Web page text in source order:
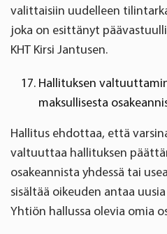
valittaisiin uudelleen
joka on esittänyt
KHT Kirsi Jantusen.
Hallituksen
maksullisesta
Hallitus ehdottaa, että
valtuuttaa hallituksen
osakeannista yhdessä tai
sisältää oikeuden antaa
Yhtiön hallussa olevia omia